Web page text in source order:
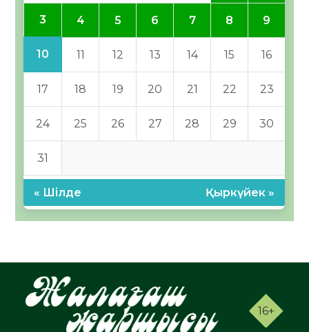
3 4 5 6 7 8 9
10 11 12 13 14 15 16
17 18 19 20 21 22 23
24 25 26 27 28 29 30
31
« Шілде Қыркүйек »
16+